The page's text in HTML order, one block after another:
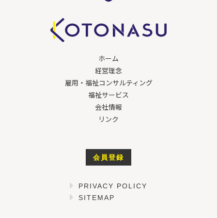
ホーム
経営理念
雇用・福祉コンサルティング
福祉サービス
会社情報
リンク
会員登録
PRIVACY POLICY
SITEMAP